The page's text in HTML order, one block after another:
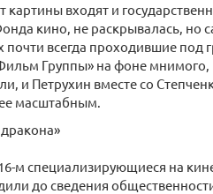
входят и
кино, не раскрывалась, но
почти всегда проходившие
Группы» на фоне мнимого,
и Петрухин вместе со
масштабным.
м специализирующиеся на
до сведения